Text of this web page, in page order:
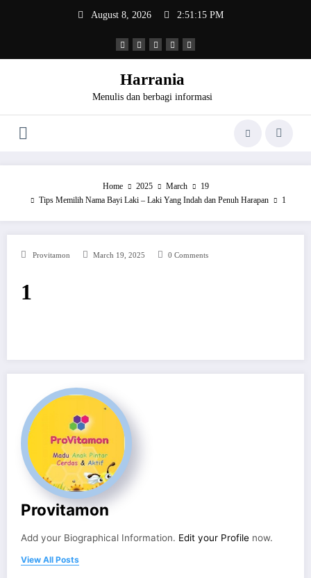
August 8, 2026 2:51:15 PM
Harrania
Menulis dan berbagi informasi
Home 2025 March
19
Tips Memilih Nama Bayi Laki – Laki Yang Indah dan Penuh Harapan
1
Provitamon March 19, 2025 0 Comments
1
Provitamon
Add your Biographical Information. Edit your Profile now.
View All Posts